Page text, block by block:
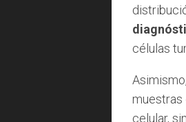
células
muestras
celular,